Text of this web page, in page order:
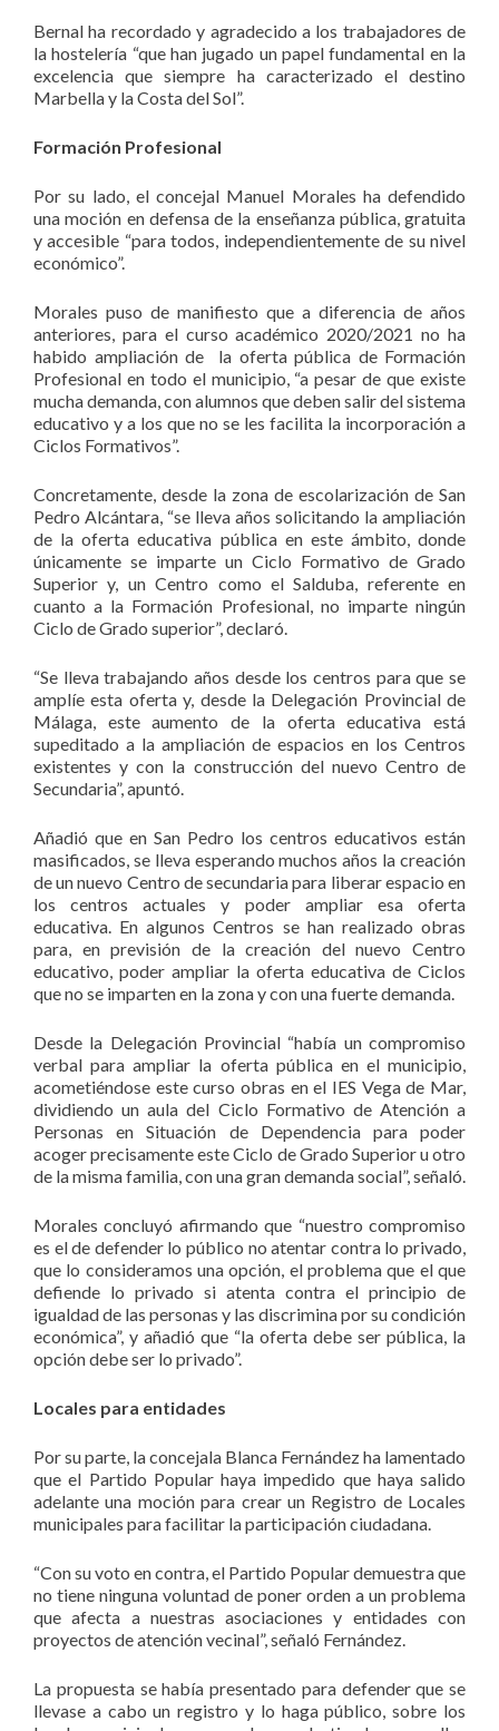
Bernal ha recordado y agradecido a los trabajadores de
la hostelería “que han jugado un papel fundamental en la
excelencia que siempre ha caracterizado el destino
Marbella y la Costa del Sol”.
Formación Profesional
Por su lado, el concejal Manuel Morales ha defendido
una moción en defensa de la enseñanza pública, gratuita
y accesible “para todos, independientemente de su nivel
económico”.
Morales puso de manifiesto que a diferencia de años
anteriores, para el curso académico 2020/2021 no ha
habido ampliación de la oferta pública de Formación
Profesional en todo el municipio, “a pesar de que existe
mucha demanda, con alumnos que deben salir del sistema
educativo y a los que no se les facilita la incorporación a
Ciclos Formativos”.
Concretamente, desde la zona de escolarización de San
Pedro Alcántara, “se lleva años solicitando la ampliación
de la oferta educativa pública en este ámbito, donde
únicamente se imparte un Ciclo Formativo de Grado
Superior y, un Centro como el Salduba, referente en
cuanto a la Formación Profesional, no imparte ningún
Ciclo de Grado superior”, declaró.
“Se lleva trabajando años desde los centros para que se
amplíe esta oferta y, desde la Delegación Provincial de
Málaga, este aumento de la oferta educativa está
supeditado a la ampliación de espacios en los Centros
existentes y con la construcción del nuevo Centro de
Secundaria”, apuntó.
Añadió que en San Pedro los centros educativos están
masificados, se lleva esperando muchos años la creación
de un nuevo Centro de secundaria para liberar espacio en
los centros actuales y poder ampliar esa oferta
educativa. En algunos Centros se han realizado obras
para, en previsión de la creación del nuevo Centro
educativo, poder ampliar la oferta educativa de Ciclos
que no se imparten en la zona y con una fuerte demanda.
Desde la Delegación Provincial “había un compromiso
verbal para ampliar la oferta pública en el municipio,
acometiéndose este curso obras en el IES Vega de Mar,
dividiendo un aula del Ciclo Formativo de Atención a
Personas en Situación de Dependencia para poder
acoger precisamente este Ciclo de Grado Superior u otro
de la misma familia, con una gran demanda social”, señaló.
Morales concluyó afirmando que “nuestro compromiso
es el de defender lo público no atentar contra lo privado,
que lo consideramos una opción, el problema que el que
defiende lo privado si atenta contra el principio de
igualdad de las personas y las discrimina por su condición
económica”, y añadió que “la oferta debe ser pública, la
opción debe ser lo privado”.
Locales para entidades
Por su parte, la concejala Blanca Fernández ha lamentado
que el Partido Popular haya impedido que haya salido
adelante una moción para crear un Registro de Locales
municipales para facilitar la participación ciudadana.
“Con su voto en contra, el Partido Popular demuestra que
no tiene ninguna voluntad de poner orden a un problema
que afecta a nuestras asociaciones y entidades con
proyectos de atención vecinal”, señaló Fernández.
La propuesta se había presentado para defender que se
llevase a cabo un registro y lo haga público, sobre los